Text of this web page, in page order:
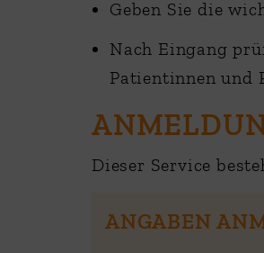
Geben Sie die
Nach Eingang
Patientinnen und
Dieser Service
ANGABEN